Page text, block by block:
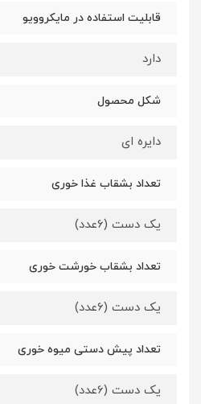
قابلیت استفاده در مایکروویو
دارد
شکل محصول
دایره ای
تعداد بشقاب غذا خوری
یک دست (6عدد)
تعداد بشقاب خورشت خوری
یک دست (6عدد)
تعداد پیش دستی میوه خوری
یک دست (6عدد)